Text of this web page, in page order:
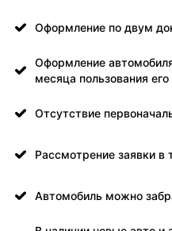
Оформление по двум
Оформление
месяца пользования
Отсутствие
Рассмотрение заявки в
Автомобиль можно